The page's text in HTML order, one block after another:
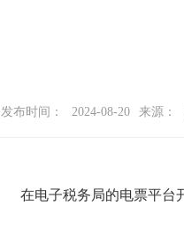
发布时间： 2024-08-20 来源：
在电子税务局的电票平台